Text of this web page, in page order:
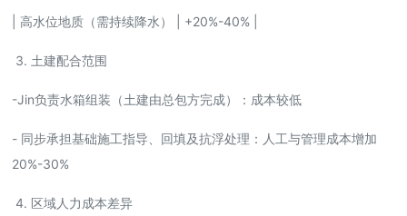
| 高水位地质（需持续降水） | +20%-40% |
3. 土建配合范围
-Jin负责水箱组装（土建由总包方完成）：成本较低
- 同步承担基础施工指导、回填及抗浮处理：人工与管理成本增加
20%-30%
4. 区域人力成本差异